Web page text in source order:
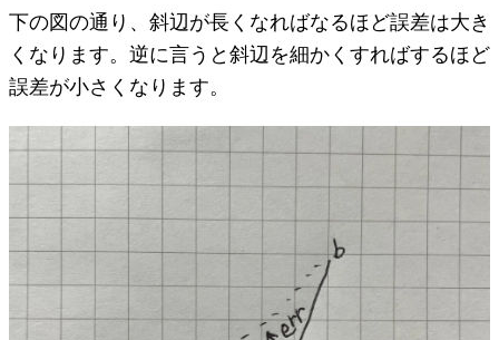
下の図の通り、斜辺が長くなればなるほど誤差は大き
くなります。逆に言うと斜辺を細かくすればするほど
誤差が小さくなります。